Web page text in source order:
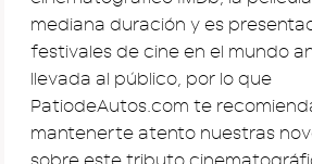
mediana duración y es
festivales de cine en el mundo
llevada al público, por lo que
PatiodeAutos.com te
mantenerte atento nuestras